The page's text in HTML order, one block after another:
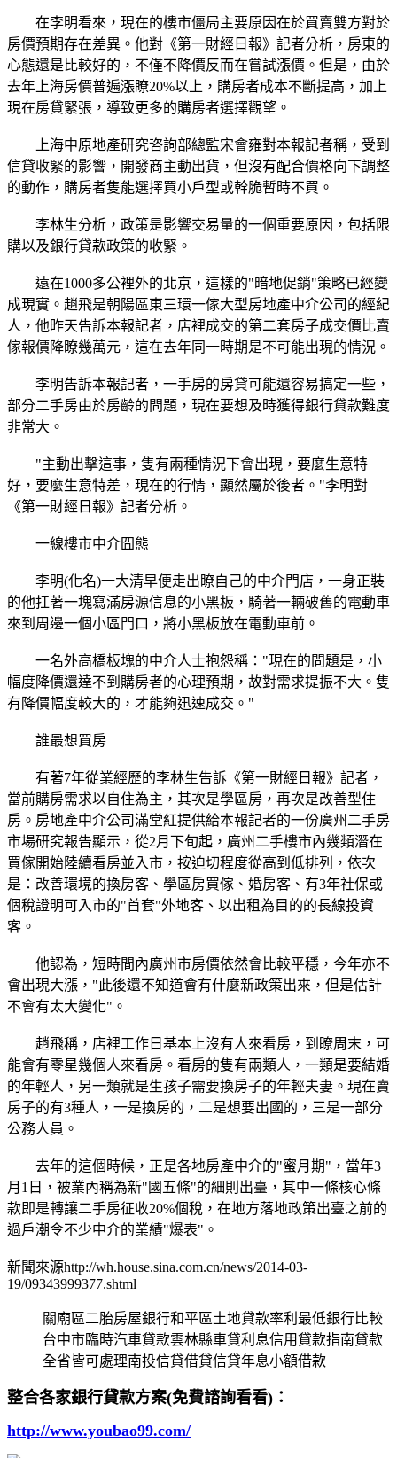
在李明看來，現在的樓市僵局主要原因在於買賣雙方對於
房價預期存在差異。他對《第一財經日報》記者分析，房東的
心態還是比較好的，不僅不降價反而在嘗試漲價。但是，由於
去年上海房價普遍漲瞭20%以上，購房者成本不斷提高，加上
現在房貸緊張，導致更多的購房者選擇觀望。
上海中原地產研究咨詢部總監宋會雍對本報記者稱，受到
信貸收緊的影響，開發商主動出貨，但沒有配合價格向下調整
的動作，購房者隻能選擇買小戶型或幹脆暫時不買。
李林生分析，政策是影響交易量的一個重要原因，包括限
購以及銀行貸款政策的收緊。
遠在1000多公裡外的北京，這樣的"暗地促銷"策略已經變
成現實。趙飛是朝陽區東三環一傢大型房地產中介公司的經紀
人，他昨天告訴本報記者，店裡成交的第二套房子成交價比賣
傢報價降瞭幾萬元，這在去年同一時期是不可能出現的情況。
李明告訴本報記者，一手房的房貸可能還容易搞定一些，
部分二手房由於房齡的問題，現在要想及時獲得銀行貸款難度
非常大。
"主動出擊這事，隻有兩種情況下會出現，要麼生意特
好，要麼生意特差，現在的行情，顯然屬於後者。"李明對
《第一財經日報》記者分析。
一線樓市中介囧態
李明(化名)一大清早便走出瞭自己的中介門店，一身正裝
的他扛著一塊寫滿房源信息的小黑板，騎著一輛破舊的電動車
來到周邊一個小區門口，將小黑板放在電動車前。
一名外高橋板塊的中介人士抱怨稱："現在的問題是，小
幅度降價還達不到購房者的心理預期，故對需求提振不大。隻
有降價幅度較大的，才能夠迅速成交。"
誰最想買房
有著7年從業經歷的李林生告訴《第一財經日報》記者，
當前購房需求以自住為主，其次是學區房，再次是改善型住
房。房地產中介公司滿堂紅提供給本報記者的一份廣州二手房
市場研究報告顯示，從2月下旬起，廣州二手樓市內幾類潛在
買傢開始陸續看房並入市，按迫切程度從高到低排列，依次
是：改善環境的換房客、學區房買傢、婚房客、有3年社保或
個稅證明可入市的"首套"外地客、以出租為目的的長線投資
客。
他認為，短時間內廣州市房價依然會比較平穩，今年亦不
會出現大漲，"此後還不知道會有什麼新政策出來，但是估計
不會有太大變化"。
趙飛稱，店裡工作日基本上沒有人來看房，到瞭周末，可
能會有零星幾個人來看房。看房的隻有兩類人，一類是要結婚
的年輕人，另一類就是生孩子需要換房子的年輕夫妻。現在賣
房子的有3種人，一是換房的，二是想要出國的，三是一部分
公務人員。
去年的這個時候，正是各地房產中介的"蜜月期"，當年3
月1日，被業內稱為新"國五條"的細則出臺，其中一條核心條
款即是轉讓二手房征收20%個稅，在地方落地政策出臺之前的
過戶潮令不少中介的業績"爆表"。
新聞來源http://wh.house.sina.com.cn/news/2014-03-
19/09343999377.shtml
關廟區二胎房屋銀行和平區土地貸款率利最低銀行比較
台中市臨時汽車貸款雲林縣車貸利息信用貸款指南貸款
全省皆可處理南投信貸借貸信貸年息小額借款
整合各家銀行貸款方案(免費諮詢看看)：
http://www.youbao99.com/